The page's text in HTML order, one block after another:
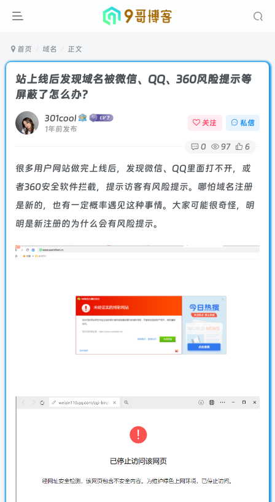
首页 域名 正文
站上线后发现域名被微信、QQ、360风险提示等
屏蔽了怎么办？
301cool
1年前发布
关注 私信
0 97 6
很多用户网站做完上线后，发现微信、QQ里面打不开，或
者360安全软件拦截，提示访客有风险提示。哪怕域名注册
是新的，也有一定概率遇见这种事情。大家可能很奇怪，明
明是新注册的为什么会有风险提示。